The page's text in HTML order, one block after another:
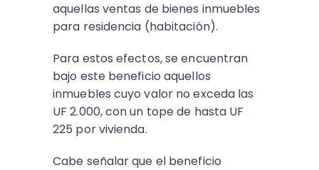
aquellas ventas de bienes inmuebles
para residencia (habitación).
Para estos efectos, se encuentran
bajo este beneficio aquellos
inmuebles cuyo valor no exceda las
UF 2.000, con un tope de hasta UF
225 por vivienda.
Cabe señalar que el beneficio